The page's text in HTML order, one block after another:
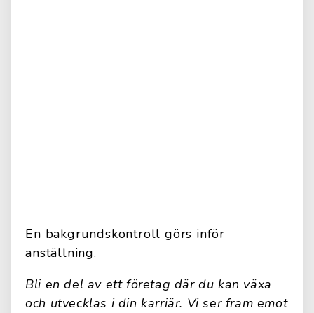
En bakgrundskontroll görs inför
anställning.
Bli en del av ett företag där du kan växa
och utvecklas i din karriär. Vi ser fram emot